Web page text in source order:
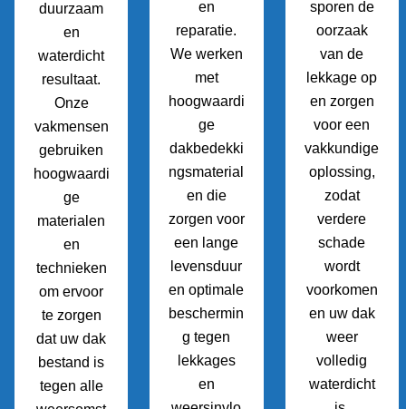
duurzaam
en
waterdicht
resultaat.
Onze
vakmensen
gebruiken
hoogwaardi
ge
materialen
en
technieken
om ervoor
te zorgen
dat uw dak
bestand is
tegen alle
en
reparatie.
We werken
met
hoogwaardi
ge
dakbedekki
ngsmaterial
en die
zorgen voor
een lange
levensduur
en optimale
beschermin
g tegen
lekkages
en
sporen de
oorzaak
van de
lekkage op
en zorgen
voor een
vakkundige
oplossing,
zodat
verdere
schade
wordt
voorkomen
en uw dak
weer
volledig
waterdicht